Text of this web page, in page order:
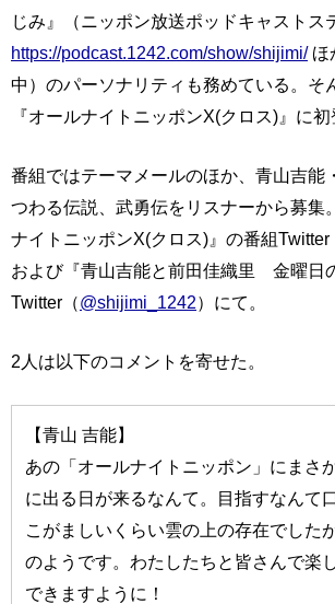
じみ』（ニッポン放送ポッドキャストス
https://podcast.1242.com/show/shijimi/ほ
中）のパーソナリティも務めている。そ
『オールナイトニッポンX(クロス)』に初
番組ではテーマメールのほか、青山吉能
つわる伝説、武勇伝をリスナーから募集
ナイトニッポンX(クロス)』の番組Twitter
および『青山吉能と前田佳織里 金曜日
Twitter（@shijimi_1242）にて。
2人は以下のコメントを寄せた。
【青山 吉能】
あの「オールナイトニッポン」にまさ
に出る日が来るなんて。目指すなんて
こがましいくらい雲の上の存在でした
のようです。わたしたちと皆さんで楽
できますように！